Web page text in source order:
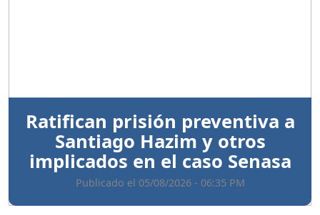
Ratifican prisión preventiva a
Santiago Hazim y otros
implicados en el caso Senasa
Publicado el 05/08/2026 - 06:35 PM